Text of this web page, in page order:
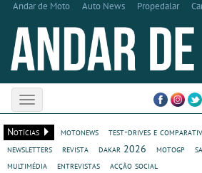
Andar de Moto Auto News Propedalar
Toggle
navigation
Notícias
motonews test-drives e
newsletters
revista dakar 2026 motogp
multimédia
entrevistas acção social